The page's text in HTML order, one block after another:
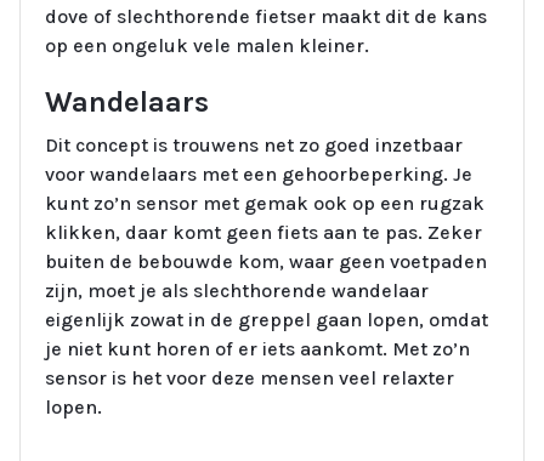
dove of slechthorende fietser maakt dit de kans
op een ongeluk vele malen kleiner.
Wandelaars
Dit concept is trouwens net zo goed inzetbaar
voor wandelaars met een gehoorbeperking. Je
kunt zo’n sensor met gemak ook op een rugzak
klikken, daar komt geen fiets aan te pas. Zeker
buiten de bebouwde kom, waar geen voetpaden
zijn, moet je als slechthorende wandelaar
eigenlijk zowat in de greppel gaan lopen, omdat
je niet kunt horen of er iets aankomt. Met zo’n
sensor is het voor deze mensen veel relaxter
lopen.